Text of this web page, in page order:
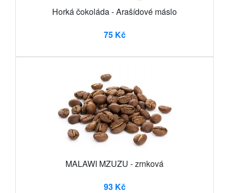
Horká čokoláda - Arašídové máslo
75 Kč
MALAWI MZUZU - zrnková
93 Kč